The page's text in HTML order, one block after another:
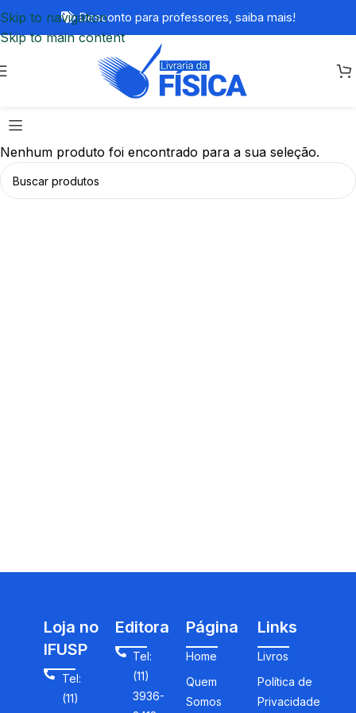
Skip to navigation
Skip to main content
Desconto para professores, saiba mais!
Nenhum produto foi encontrado para a sua seleção.
Loja no
IFUSP
Tel:
(11)
Editora
Tel:
(11)
3936-
Página
Home
Quem
Somos
Links
Livros
Política de
Privacidade